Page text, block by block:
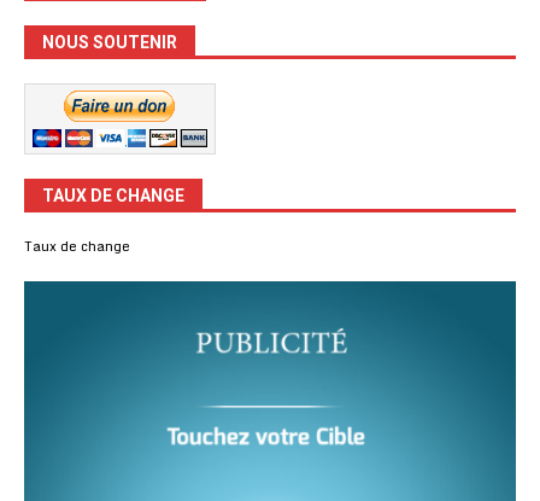
NOUS SOUTENIR
TAUX DE CHANGE
Taux de change